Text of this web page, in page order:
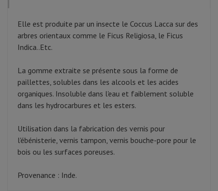
Elle est produite par un insecte le Coccus Lacca sur des
arbres orientaux comme le Ficus Religiosa, le Ficus
Indica..Etc.
La gomme extraite se présente sous la forme de
paillettes, solubles dans les alcools et les acides
organiques. Insoluble dans l'eau et faiblement soluble
dans les hydrocarbures et les esters.
Utilisation dans la fabrication des vernis pour
l'ébénisterie, vernis tampon, vernis bouche-pore pour le
bois ou les surfaces poreuses.
Provenance : Inde.